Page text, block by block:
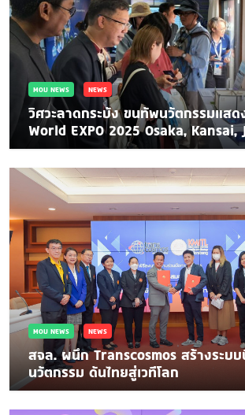
MOU NEWS NEWS
วิศวะลาดกระบัง ขนทัพนวัตกรรมแสด
World EXPO 2025 Osaka, Kansai,
MOU NEWS NEWS
สจล. ผนึก Transcosmos สร้างระบบ
นวัตกรรม ดันไทยสู่เวทีโลก